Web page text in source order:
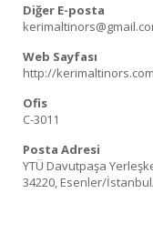
Diğer E-posta
Web Sayfası
http://kerimaltinors.com
Ofis
C-3011
Posta Adresi
YTÜ Davutpaşa
34220, Esenler/